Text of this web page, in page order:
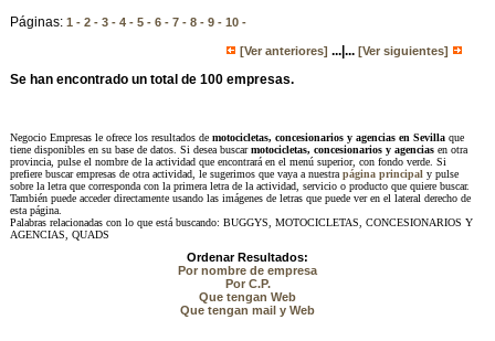
Páginas: 1 - 2 - 3 - 4 - 5 - 6 - 7 - 8 - 9 - 10 -
[Ver anteriores] ...|...[Ver siguientes]
Se han encontrado un total de 100 empresas.
Negocio Empresas le ofrece los resultados de motocicletas, concesionarios y agencias en Sevillaque
tiene disponibles en su base de datos. Si desea buscarmotocicletas, concesionarios y agenciasen otra
provincia, pulse el nombre de la actividad que encontrará en el menú superior, con fondo verde. Si
prefiere buscar empresas de otra actividad, le sugerimos que vaya a nuestra página principal y pulse
sobre la letra que corresponda con la primera letra de la actividad, servicio o producto que quiere buscar.
También puede acceder directamente usando las imágenes de letras que puede ver en el lateral derecho de
esta página.
Palabras relacionadas con lo que está buscando: BUGGYS, MOTOCICLETAS, CONCESIONARIOS Y
AGENCIAS, QUADS
Ordenar Resultados:
Por nombre de empresa
Por C.P.
Que tengan Web
Que tengan mail y Web